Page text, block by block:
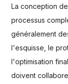
La conception
processus
généralement
l'esquisse, le
l'optimisation
doivent